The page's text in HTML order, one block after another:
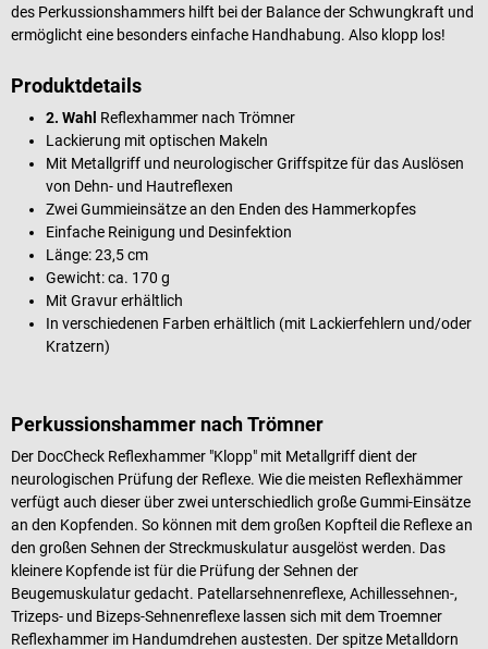
des Perkussionshammers hilft bei der Balance der Schwungkraft und
ermöglicht eine besonders einfache Handhabung. Also klopp los!
Produktdetails
2. Wahl Reflexhammer nach Trömner
Lackierung mit optischen Makeln
Mit Metallgriff und neurologischer Griffspitze für das Auslösen
von Dehn- und Hautreflexen
Zwei Gummieinsätze an den Enden des Hammerkopfes
Einfache Reinigung und Desinfektion
Länge: 23,5 cm
Gewicht: ca. 170 g
Mit Gravur erhältlich
In verschiedenen Farben erhältlich (mit Lackierfehlern und/oder
Kratzern)
Perkussionshammer nachTrömner
Der DocCheck Reflexhammer "Klopp" mit Metallgriff dient der
neurologischen Prüfung der Reflexe. Wie die meisten Reflexhämmer
verfügt auch dieser über zwei unterschiedlich große Gummi-Einsätze
an den Kopfenden. So können mit dem großen Kopfteil die Reflexe an
den großen Sehnen der Streckmuskulatur ausgelöst werden. Das
kleinere Kopfende ist für die Prüfung der Sehnen der
Beugemuskulatur gedacht. Patellarsehnenreflexe, Achillessehnen-,
Trizeps- und Bizeps-Sehnenreflexe lassen sich mit dem Troemner
Reflexhammer im Handumdrehen austesten. Der spitze Metalldorn